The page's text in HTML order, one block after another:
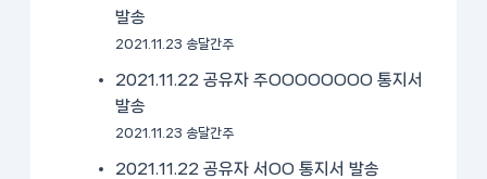
발송
2021.11.23 송달간주
2021.11.22 공유자 주OOOOOOOO 통지서
발송
2021.11.23 송달간주
2021.11.22 공유자 서OO 통지서 발송